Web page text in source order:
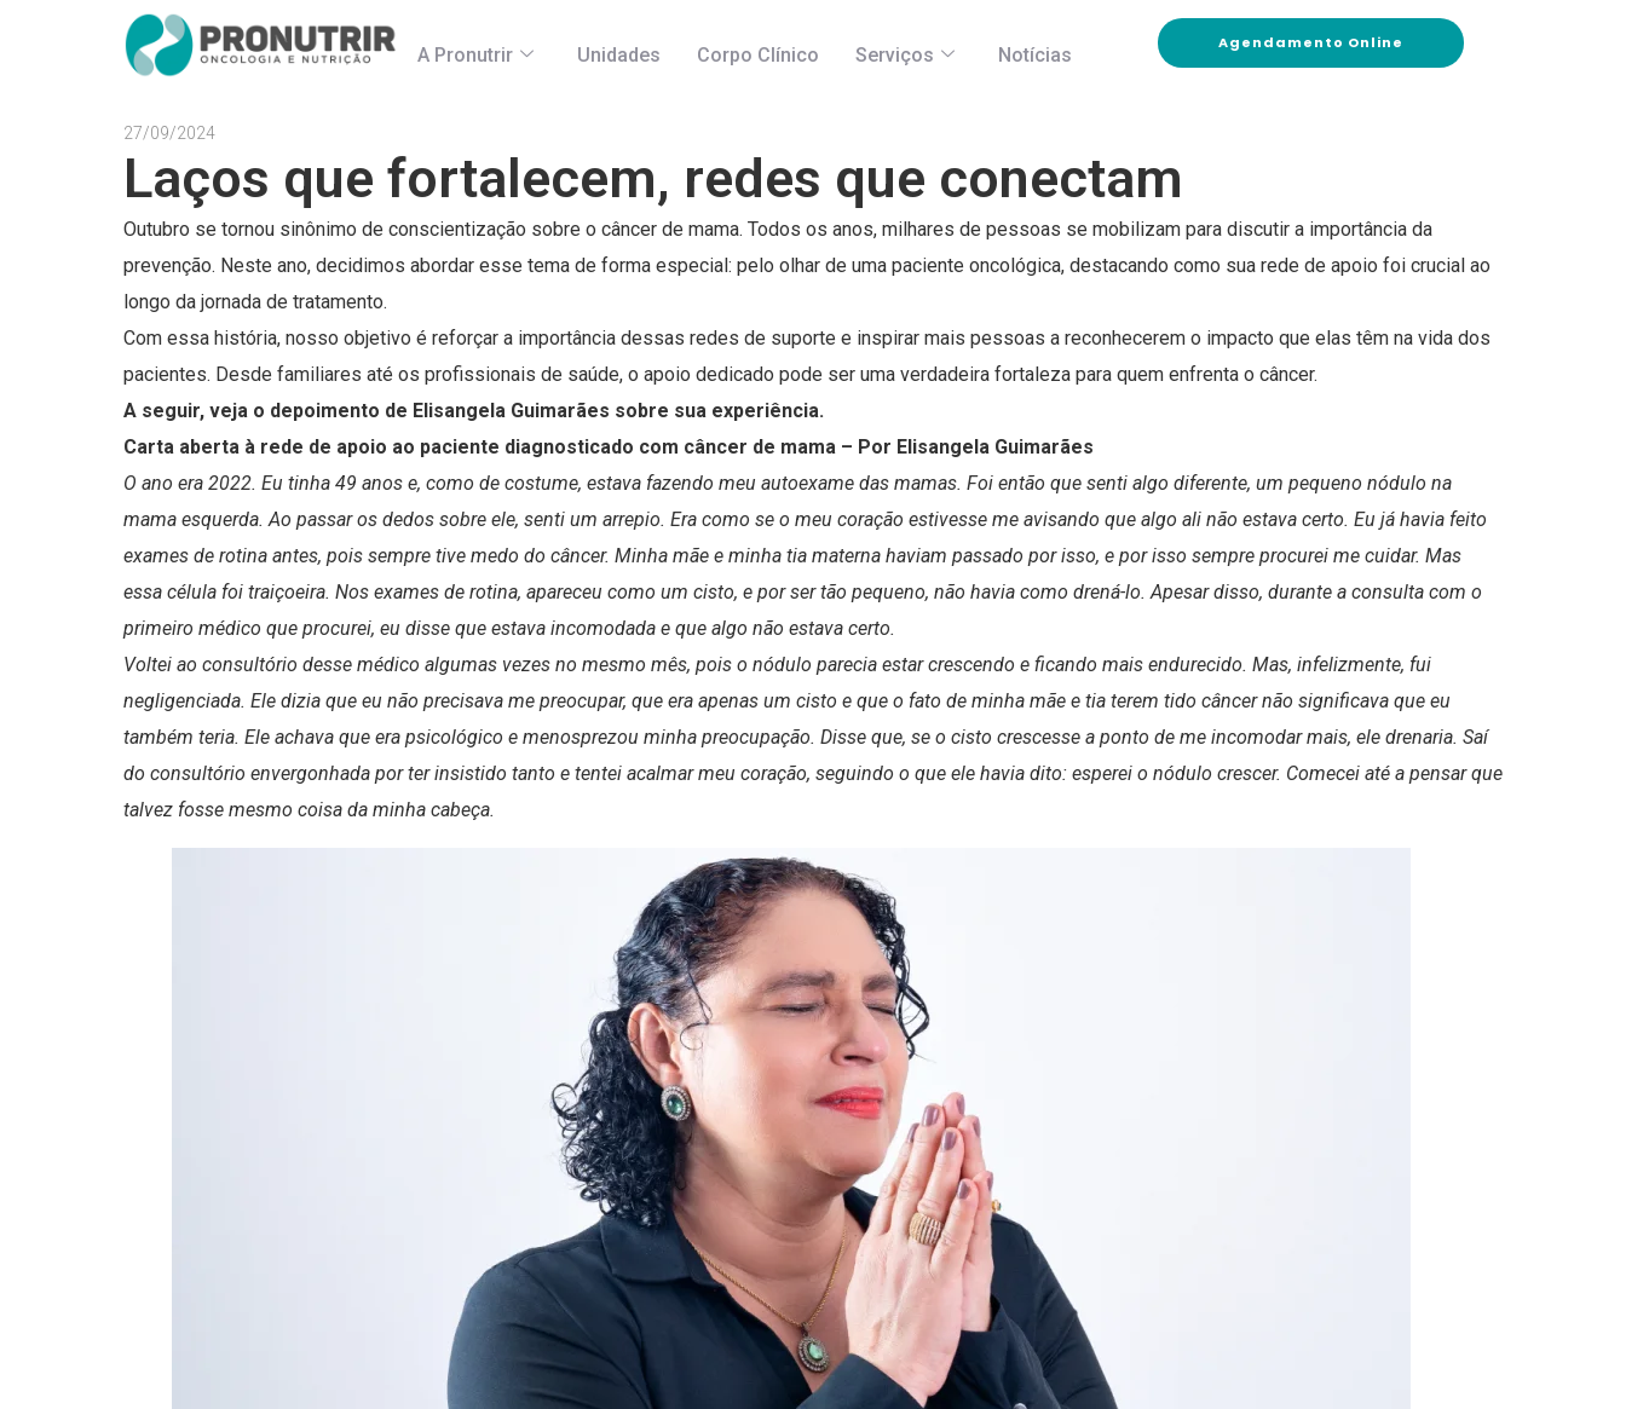
A Pronutrir Unidades Corpo Clínico Serviços Notícias
Agendamento Online
27/09/2024
Laços que fortalecem, redes que conectam
Outubro se tornou sinônimo de conscientização sobre o câncer de mama. Todos os anos, milhares de pessoas se mobilizam para discutir a importância da
prevenção. Neste ano, decidimos abordar esse tema de forma especial: pelo olhar de uma paciente oncológica, destacando como sua rede de apoio foi crucial ao
longo da jornada de tratamento.
Com essa história, nosso objetivo é reforçar a importância dessas redes de suporte e inspirar mais pessoas a reconhecerem o impacto que elas têm na vida dos
pacientes. Desde familiares até os profissionais de saúde, o apoio dedicado pode ser uma verdadeira fortaleza para quem enfrenta o câncer.
A seguir, veja o depoimento de Elisangela Guimarães sobre sua experiência.
Carta aberta à rede de apoio ao paciente diagnosticado com câncer de mama – Por Elisangela Guimarães
O ano era 2022. Eu tinha 49 anos e, como de costume, estava fazendo meu autoexame das mamas. Foi então que senti algo diferente, um pequeno nódulo na
mama esquerda. Ao passar os dedos sobre ele, senti um arrepio. Era como se o meu coração estivesse me avisando que algo ali não estava certo. Eu já havia feito
exames de rotina antes, pois sempre tive medo do câncer. Minha mãe e minha tia materna haviam passado por isso, e por isso sempre procurei me cuidar. Mas
essa célula foi traiçoeira. Nos exames de rotina, apareceu como um cisto, e por ser tão pequeno, não havia como drená-lo. Apesar disso, durante a consulta com o
primeiro médico que procurei, eu disse que estava incomodada e que algo não estava certo.
Voltei ao consultório desse médico algumas vezes no mesmo mês, pois o nódulo parecia estar crescendo e ficando mais endurecido. Mas, infelizmente, fui
negligenciada. Ele dizia que eu não precisava me preocupar, que era apenas um cisto e que o fato de minha mãe e tia terem tido câncer não significava que eu
também teria. Ele achava que era psicológico e menosprezou minha preocupação. Disse que, se o cisto crescesse a ponto de me incomodar mais, ele drenaria. Saí
do consultório envergonhada por ter insistido tanto e tentei acalmar meu coração, seguindo o que ele havia dito: esperei o nódulo crescer. Comecei até a pensar que
talvez fosse mesmo coisa da minha cabeça.